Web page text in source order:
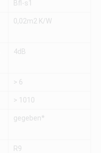
Bfl-s1
0,02m2 K/W
4dB
> 6
> 1010
gegeben*
R9